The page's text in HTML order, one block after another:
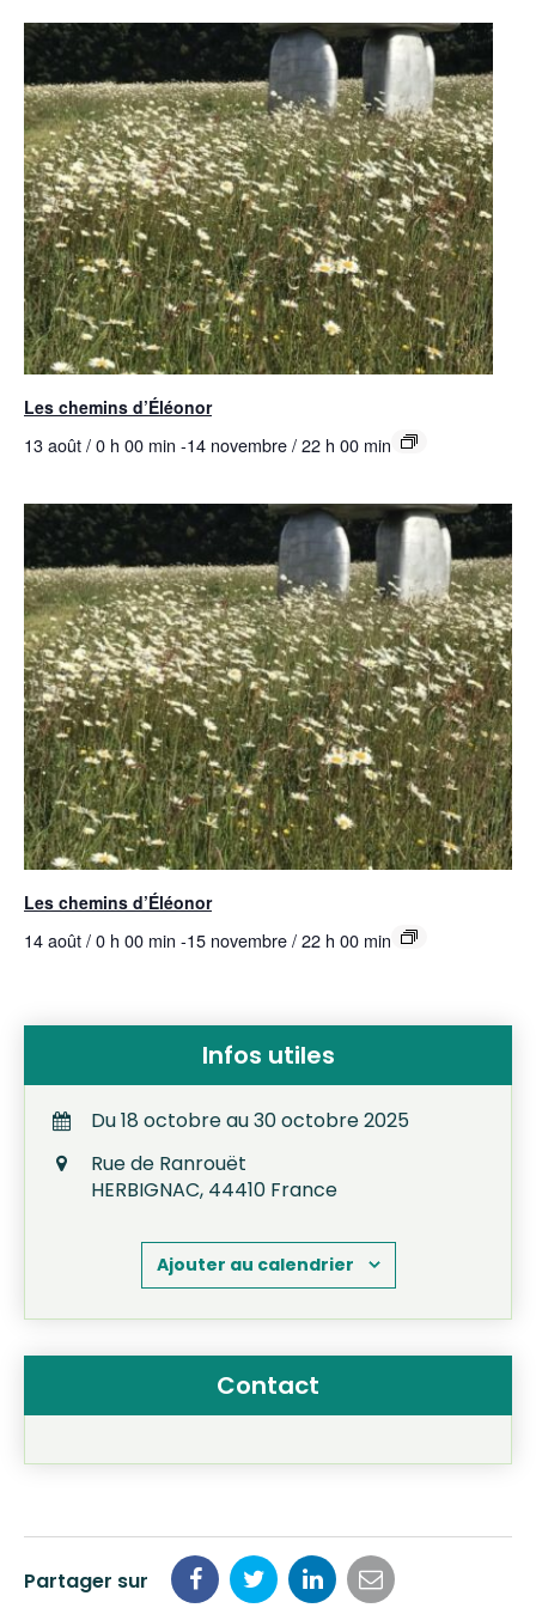
Les chemins d’Éléonor
13 août / 0 h 00 min -14 novembre / 22 h 00 min
Les chemins d’Éléonor
14 août / 0 h 00 min -15 novembre / 22 h 00 min
Infos utiles
Du18 octobreau30octobre2025
Rue de Ranrouët
HERBIGNAC, 44410 France
Ajouter au calendrier
Contact
Partager sur
PartagerPartager
PartagerPartager